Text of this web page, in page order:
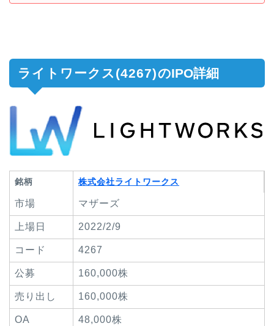
ライトワークス(4267)のIPO詳細
銘柄 株式会社ライトワークス
市場 マザーズ
上場日 2022/2/9
コード 4267
公募 160,000株
売り出し 160,000株
OA 48,000株